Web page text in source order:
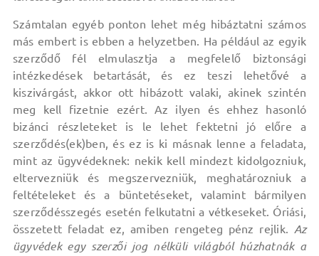
Számtalan egyéb ponton lehet még hibáztatni számos
más embert is ebben a helyzetben. Ha például az egyik
szerződő fél elmulasztja a megfelelő biztonsági
intézkedések betartását, és ez teszi lehetővé a
kiszivárgást, akkor ott hibázott valaki, akinek szintén
meg kell fizetnie ezért. Az ilyen és ehhez hasonló
bizánci részleteket is le lehet fektetni jó előre a
szerződés(ek)ben, és ez is ki másnak lenne a feladata,
mint az ügyvédeknek: nekik kell mindezt kidolgozniuk,
eltervezniük és megszervezniük, meghatározniuk a
feltételeket és a büntetéseket, valamint bármilyen
szerződésszegés esetén felkutatni a vétkeseket. Óriási,
összetett feladat ez, amiben rengeteg pénz rejlik. Az
ügyvédek egy szerzői jog nélküli világból húzhatnák a